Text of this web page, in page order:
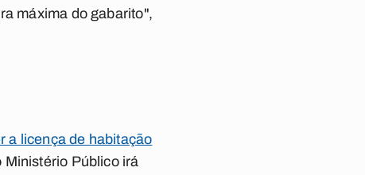
máxima do gabarito",
a licença de habitação
Ministério Público irá